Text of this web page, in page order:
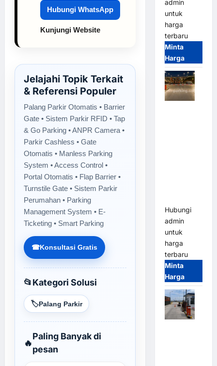
Hubungi WhatsApp
Kunjungi Website
Jelajahi Topik Terkait
& Referensi Populer
Palang Parkir Otomatis • Barrier
Gate • Sistem Parkir RFID • Tap
& Go Parking • ANPR Camera •
Parkir Cashless • Gate
Otomatis • Manless Parking
System • Access Control •
Portal Otomatis • Flap Barrier •
Turnstile Gate • Sistem Parkir
Perumahan • Parking
Management System • E-
Ticketing • Smart Parking
☎Konsultasi Gratis
📂Kategori Solusi
🏷️Palang Parkir
🔥
Paling Banyak di
pesan
admin
untuk
harga
terbaru
Minta
Harga
Hubungi
admin
untuk
harga
terbaru
Minta
Harga